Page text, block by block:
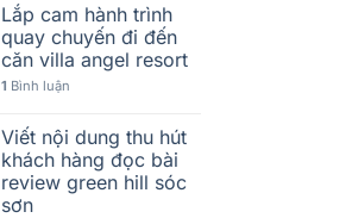
Lắp cam hành trình
quay chuyến đi đến
căn villa angel resort
1 Bình luận
Viết nội dung thu hút
khách hàng đọc bài
review green hill sóc
sơn